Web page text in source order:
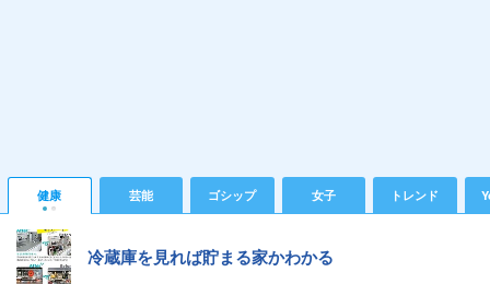
健康 芸能 ゴシップ 女子 トレンド
冷蔵庫を見れば貯まる家かわかる